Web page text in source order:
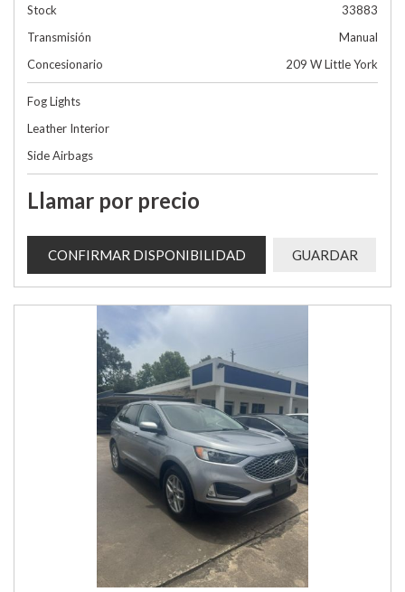
Stock
33883
Transmisión
Manual
Concesionario
209 W Little York
Fog Lights
Leather Interior
Side Airbags
Llamar por precio
CONFIRMAR DISPONIBILIDAD GUARDAR